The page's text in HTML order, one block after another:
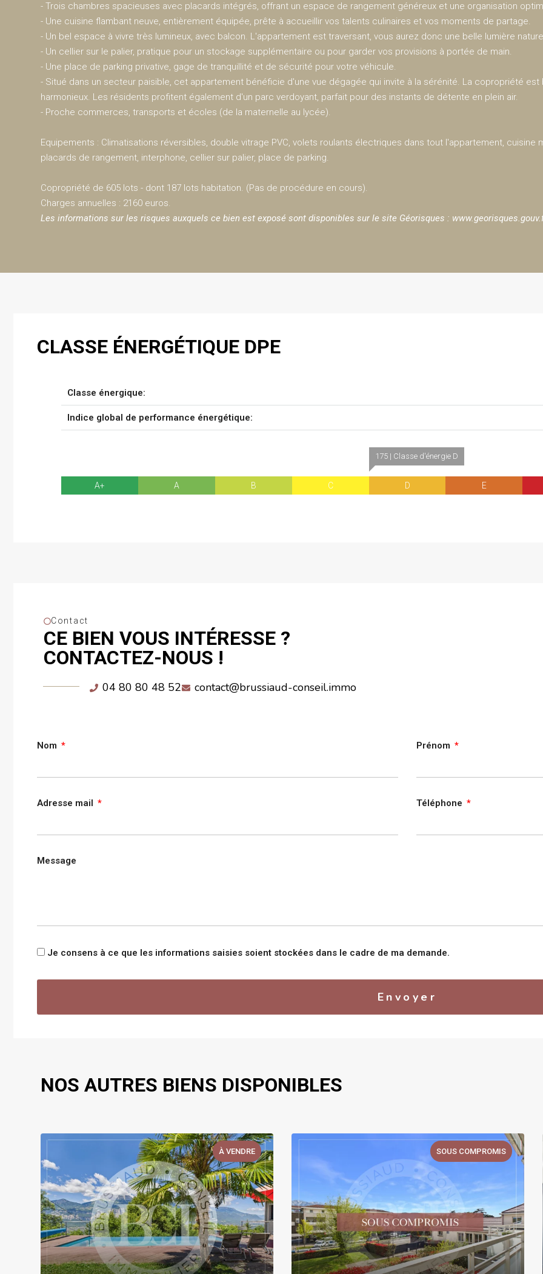
- Trois chambres spacieuses avec placards intégrés, offrant un espace de rangement généreux et une organisation
- Une cuisine flambant neuve, entièrement équipée, prête à accueillir vos talents culinaires et vos moments de partage.
- Un bel espace à vivre très lumineux, avec balcon. L'appartement est traversant, vous aurez donc une belle lumière
- Un cellier sur le palier, pratique pour un stockage supplémentaire ou pour garder vos provisions à portée de main.
- Une place de parking privative, gage de tranquillité et de sécurité pour votre véhicule.
- Situé dans un secteur paisible, cet appartement bénéficie d'une vue dégagée qui invite à la sérénité. La copropriété
harmonieux. Les résidents profitent également d'un parc verdoyant, parfait pour des instants de détente en plein air.
- Proche commerces, transports et écoles (de la maternelle au lycée).
Equipements : Climatisations réversibles, double vitrage PVC, volets roulants électriques dans tout l'appartement,
placards de rangement, interphone, cellier sur palier, place de parking.
Copropriété de 605 lots - dont 187 lots habitation. (Pas de procédure en cours).
Charges annuelles : 2160 euros.
Les informations sur les risques auxquels ce bien est exposé sont disponibles sur le site Géorisques :
CLASSE ÉNERGÉTIQUE DPE
Classe énergique:
Indice global de performance énergétique:
A+ A B C
175 | Classe d'énergie D
D E
Contact
CE BIEN VOUS INTÉRESSE ?
CONTACTEZ-NOUS !
04 80 80 48 52 contact@brussiaud-conseil.immo
Nom Prénom
Adresse mail Téléphone
Message
Je consens à ce que les informations saisies soient stockées dans le cadre de ma demande.
Envoyer
NOS AUTRES BIENS DISPONIBLES
À VENDRE SOUS COMPROMIS